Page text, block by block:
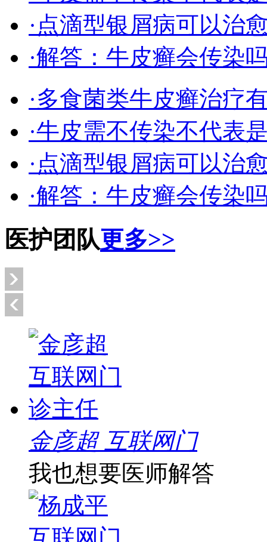
·点滴型银屑病可以治
·解答：牛皮癣会传染
·多食菌类牛皮癣治疗
·牛皮需不传染不代表
·点滴型银屑病可以治
·解答：牛皮癣会传染
医护团队更多>>
金彦超 互联网门
我也想要医师解答